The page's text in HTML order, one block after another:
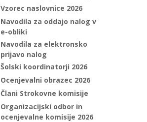
Vzorec naslovnice 2026
Navodila za oddajo nalog v
e-obliki
Navodila za elektronsko
prijavo nalog
Šolski koordinatorji 2026
Ocenjevalni obrazec 2026
Člani Strokovne komisije
Organizacijski odbor in
ocenjevalne komisije 2026